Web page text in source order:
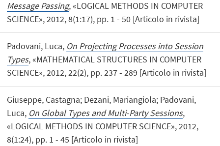
Message Passing, «LOGICAL METHODS IN COMPUTER
SCIENCE», 2012, 8(1:17), pp. 1 - 50 [Articolo in rivista]
Padovani, Luca, On Projecting Processes into Session
Types, «MATHEMATICAL STRUCTURES IN COMPUTER
SCIENCE», 2012, 22(2), pp. 237 - 289 [Articolo in rivista]
Giuseppe, Castagna; Dezani, Mariangiola; Padovani,
Luca, On Global Types and Multi-Party Sessions,
«LOGICAL METHODS IN COMPUTER SCIENCE», 2012,
8(1:24), pp. 1 - 45 [Articolo in rivista]